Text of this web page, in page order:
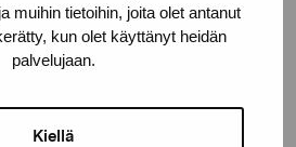
muihin tietoihin, joita olet antanut
kun olet käyttänyt heidän
palvelujaan.
Kiellä